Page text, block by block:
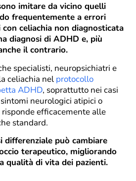
imitare da vicino quelli
frequentemente a errori
celiachia non diagnosticata
diagnosi di ADHD e, più
il contrario.
specialisti, neuropsichiatri e
celiachia nel protocollo
ADHD, soprattutto nei casi
neurologici atipici o
efficacemente alle
standard.
differenziale può cambiare
terapeutico, migliorando
qualità di vita dei pazienti.